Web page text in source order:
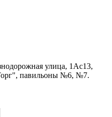
улица, 1Ас13,
павильоны №6, №7.